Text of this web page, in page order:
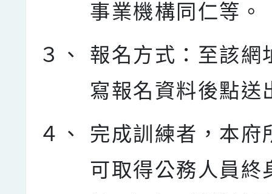
事業機構同仁等。
３、
報名方式：至該網
寫報名資料後點送
４、
完成訓練者，本府
可取得公務人員終